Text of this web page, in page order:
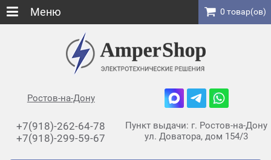
Ростов-на-Дону
+7(918)-262-64-78
+7(918)-299-59-67
Пункт выдачи: г. Ростов-на-Дону
ул. Доватора, дом 154/3
Меню 0 товар(ов)